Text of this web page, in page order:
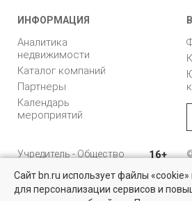
Квартиры на вторичном
ИНФОРМАЦИЯ
Аналитика
недвижимости
Каталог компаний
Партнеры
Календарь
мероприятий
Учредитель - Общество
ответственностью
"Управляющая
компания "Бюллетень
16+
Сайт bn.ru использует файлы
для персонализации сервисов и